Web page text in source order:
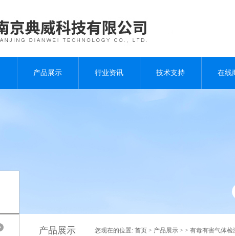
产品展示 行业资讯 技术支持 在线
产品展示 您现在的位置: 首页 > 产品展示 > > 有毒有害气体检